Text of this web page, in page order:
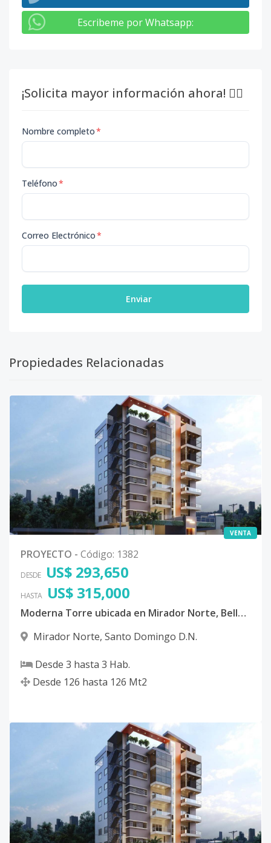
Escribeme por Whatsapp:
¡Solicita mayor información ahora! 👇🏽
Nombre completo*
Teléfono*
Correo Electrónico*
Enviar
Propiedades Relacionadas
VENTA
PROYECTO - Código: 1382
DESDE US$ 293,650
HASTA US$ 315,000
Moderna Torre ubicada en Mirador Norte, Bella Vista, Distrito Nacional
Mirador Norte, Santo Domingo D.N.
Desde 3 hasta 3 Hab.
Desde 126 hasta 126 Mt2